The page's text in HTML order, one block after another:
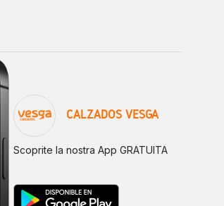
CALZADOS VESGA
Scoprite la nostra App GRATUITA